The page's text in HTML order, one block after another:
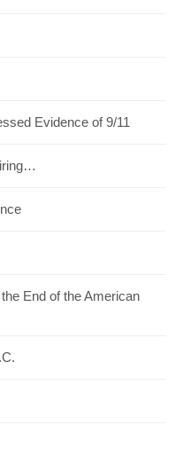
Evidence of 9/11
End of the American